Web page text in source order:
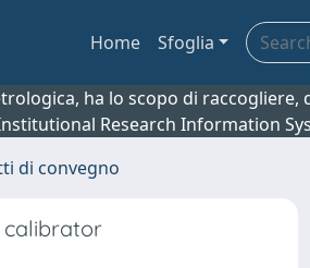
Home Sfoglia
ha lo scopo di
Research Information
di convegno
calibrator